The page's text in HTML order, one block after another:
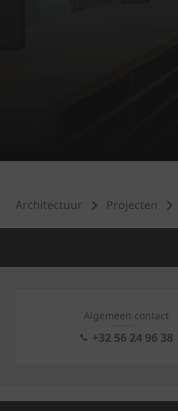
Architectuur Projecten
Algemeen contact
+32 56 24 96 38